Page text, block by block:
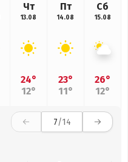
Чт
13.08
24°
12°
Пт
14.08
23°
11°
Сб
15.08
26°
12°
7/14